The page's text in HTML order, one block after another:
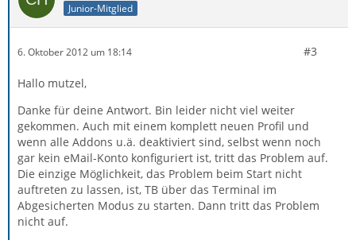
Junior-Mitglied
6. Oktober 2012 um 18:14 #3
Hallo mutzel,
Danke für deine Antwort. Bin leider nicht viel weiter
gekommen. Auch mit einem komplett neuen Profil und
wenn alle Addons u.ä. deaktiviert sind, selbst wenn noch
gar kein eMail-Konto konfiguriert ist, tritt das Problem auf.
Die einzige Möglichkeit, das Problem beim Start nicht
auftreten zu lassen, ist, TB über das Terminal im
Abgesicherten Modus zu starten. Dann tritt das Problem
nicht auf.